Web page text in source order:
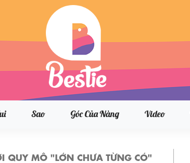
Sao Góc Của Nàng Video
QUY MÔ "LỚN CHƯA TỪNG CÓ"